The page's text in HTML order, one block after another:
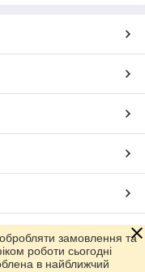
замовлення та
роботи сьогодні
в найближчий